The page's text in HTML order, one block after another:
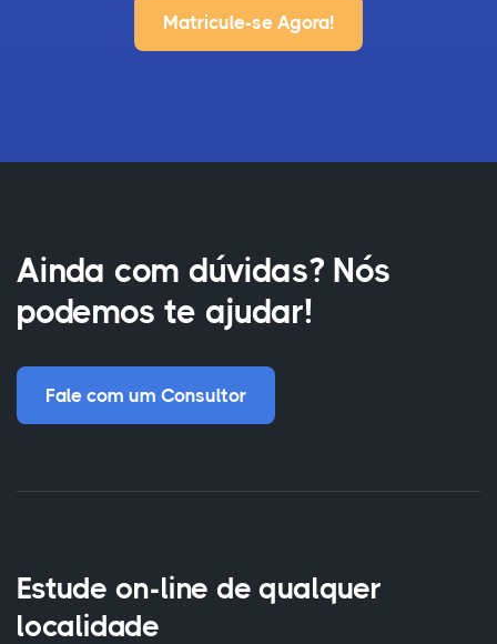
Matricule-se Agora!
Ainda com dúvidas? Nós
podemos te ajudar!
Fale com um Consultor
Estude on-line de qualquer
localidade